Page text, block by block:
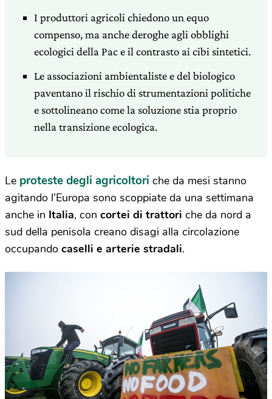
I produttori agricoli chiedono un equo
compenso, ma anche deroghe agli obblighi
ecologici della Pac e il contrasto ai cibi sintetici.
Le associazioni ambientaliste e del biologico
paventano il rischio di strumentazioni politiche
e sottolineano come la soluzione stia proprio
nella transizione ecologica.
Le proteste degli agricoltori che da mesi stanno
agitando l’Europa sono scoppiate da una settimana
anche in Italia, con cortei di trattori che da nord a
sud della penisola creano disagi alla circolazione
occupando caselli e arterie stradali.